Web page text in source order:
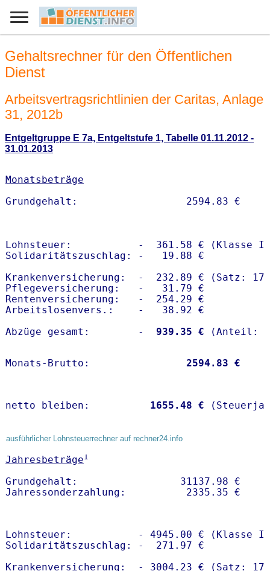
Gehaltsrechner für den Öffentlichen
Dienst
Arbeitsvertragsrichtlinien der Caritas, Anlage
31, 2012b
Entgeltgruppe E 7a, Entgeltstufe 1, Tabelle 01.11.2012 -
31.01.2013
Monatsbeträge
Lohnsteuer:           -  361.58 € (Klasse I)
Solidaritätszuschlag: -   19.88 €
Krankenversicherung:  -  232.89 € (Satz:
Pflegeversicherung:   -   31.79 €
Rentenversicherung:   -  254.29 €
Arbeitslosenvers.:    -   38.92 €
Abzüge gesamt:        -
  939.35 €
Monats-Brutto: 2594.83 €
netto bleiben: 1655.48 €
ausführlicher Lohnsteuerrechner auf rechner24.info
Jahresbeträge1
Grundgehalt:                 31137.98 €
Lohnsteuer:           - 4945.00 € (Klasse I)
Solidaritätszuschlag: -  271.97 €
Krankenversicherung:  - 3004.23 € (Satz: